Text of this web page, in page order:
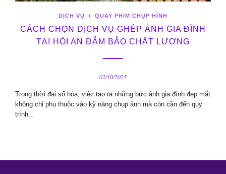
DỊCH VỤ / QUAY PHIM CHỤP HÌNH
CÁCH CHỌN DỊCH VỤ GHÉP ẢNH GIA ĐÌNH
TẠI HỘI AN ĐẢM BẢO CHẤT LƯỢNG
02/10/2025
Trong thời đại số hóa, việc tạo ra những bức ảnh gia đình đẹp mắt
không chỉ phụ thuộc vào kỹ năng chụp ảnh mà còn cần đến quy
trình...